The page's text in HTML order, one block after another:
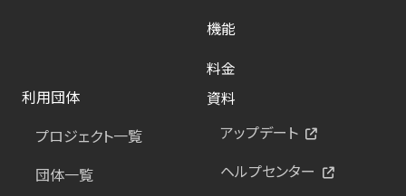
機能
料金
利用団体
プロジェクト一覧
団体一覧
資料
アップデート
ヘルプセンター